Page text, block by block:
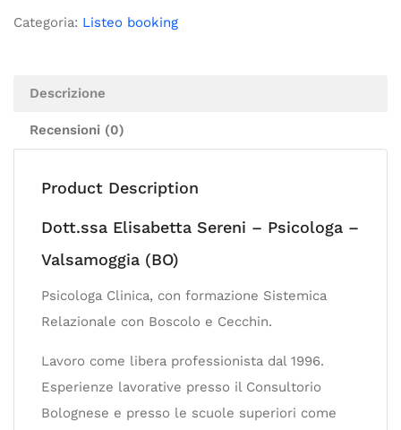
Categoria: Listeo booking
Descrizione
Recensioni (0)
Product Description
Dott.ssa Elisabetta Sereni – Psicologa –
Valsamoggia (BO)
Psicologa Clinica, con formazione Sistemica
Relazionale con Boscolo e Cecchin.
Lavoro come libera professionista dal 1996.
Esperienze lavorative presso il Consultorio
Bolognese e presso le scuole superiori come